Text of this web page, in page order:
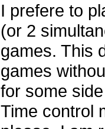
I prefere to
(or 2
games. This
games
for some
Time control